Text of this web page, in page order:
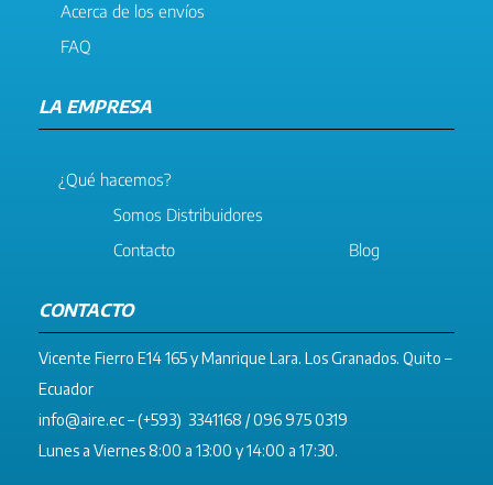
Acerca de los envíos
FAQ
LA EMPRESA
¿Qué hacemos?
Somos Distribuidores
Contacto
Blog
CONTACTO
Vicente Fierro E14 165 y Manrique Lara. Los Granados. Quito –
Ecuador
info@aire.ec– (+593) 3341168 / 096 975 0319
Lunes a Viernes 8:00 a 13:00 y 14:00 a 17:30.